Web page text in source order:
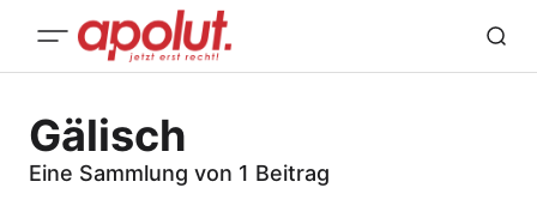
Gälisch
Eine Sammlung von 1 Beitrag